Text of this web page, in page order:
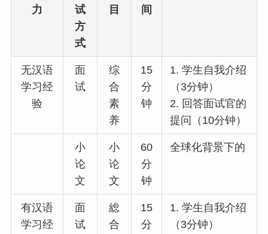
力
试
方
式
目
间
无汉语
学习经
验
面
试
综
合
素
养
15
分
钟
1. 学生自我介绍
（3分钟）
2. 回答面试官的
提问（10分钟）
小
论
文
小
论
文
60
分
钟
全球化背景下的
有汉语
学习经
面
试
総
合
15
分
1. 学生自我介绍
（3分钟）